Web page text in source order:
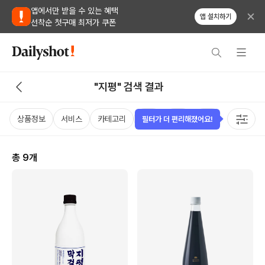
앱에서만 받을 수 있는 혜택
선착순 첫구매 최저가 쿠폰
앱 설치하기
"지평" 검색 결과
상품정보 서비스 카테고리 가격 국가 용량 태그
총 9개
필터가 더 편리해졌어요!